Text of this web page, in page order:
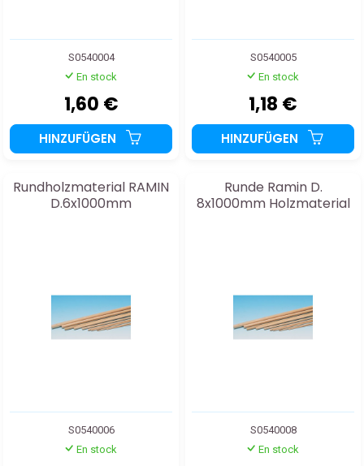
S0540004
En stock
1,60 €
HINZUFÜGEN
S0540005
En stock
1,18 €
HINZUFÜGEN
Rundholzmaterial RAMIN
D.6x1000mm
S0540006
En stock
Runde Ramin D.
8x1000mm Holzmaterial
S0540008
En stock